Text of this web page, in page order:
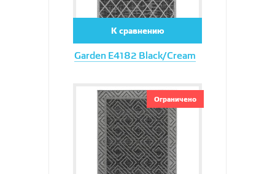
Garden E4182 Black/Cream
К сравнению
Ограничено
Увеличить